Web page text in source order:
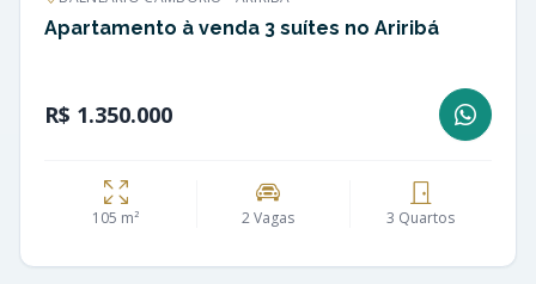
Apartamento à venda 3 suítes no Ariribá
R$ 1.350.000
105 m² 2 Vagas 3 Quartos